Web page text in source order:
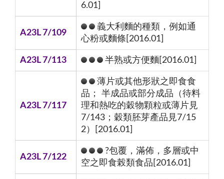
6.01]
A23L 7/109
義大利麵的種類，例如通
心粉或麵條[2016.01]
A23L 7/113 半熟或方便麵[2016.01]
A23L 7/117
薄片或其他形狀之即食食
品； 半成品或部分成品（待料
理和熱吃的穀物顆粒或薄片見
7/143；穀類胚芽產品見7/15
2）[2016.01]
A23L 7/122
?包覆，滿佈，多層或中
空之即食榖類食品[2016.01]